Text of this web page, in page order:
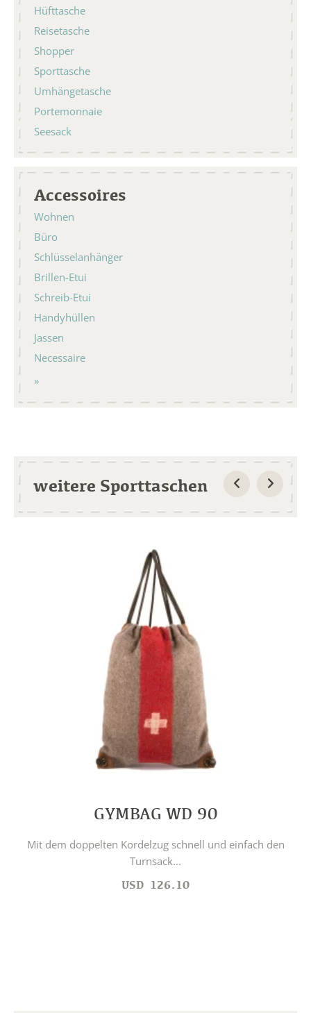
Hüfttasche
Reisetasche
Shopper
Sporttasche
Umhängetasche
Portemonnaie
Seesack
Accessoires
Wohnen
Büro
Schlüsselanhänger
Brillen-Etui
Schreib-Etui
Handyhüllen
Jassen
Necessaire
weitere Sporttaschen
GYMBAG WD 90
Mit dem doppelten Kordelzug schnell und einfach den
Turnsack...
USD 126.10